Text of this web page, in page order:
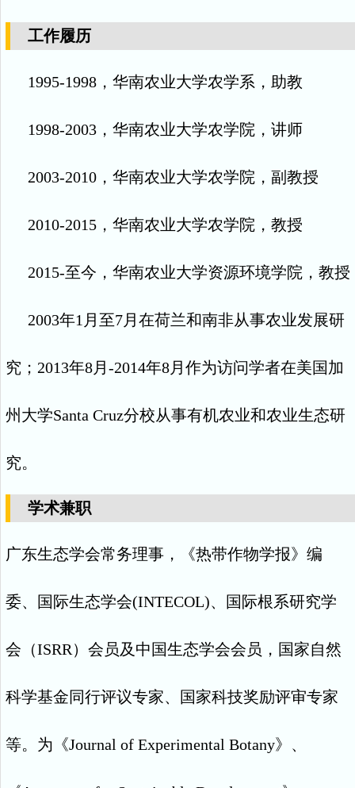
工作履历
1995-1998 ， 华南农业大学农学系， 助教
1998-2003 ， 华南农业大学农学院， 讲师
2003-2010 ，华南农业大学农学院，副教授
2010-2015 ，华南农业大学农学院，教授
2015-至今，华南农业大学资源环境学院，教授
2003年1 月至7月在荷兰和南非从事农业发展研
究； 2013年8月 -2014年8月作为访问学者在美国加
州大学Santa Cruz分校从事有机农业和农业生态研
究。
学术兼职
广东生态学会常务理事，《热带作物学报》编
委、国际生态学会(INTECOL)、国际根系研究学
会（ISRR）会员及中国生态学会会员，国家自然
科学基金同行评议专家、国家科技奖励评审专家
等。为《Journal of Experimental Botany》、